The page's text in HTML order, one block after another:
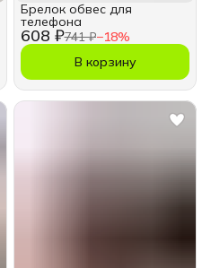
608 ₽741 ₽−18%
Брелок обвес для
телефона
В корзину